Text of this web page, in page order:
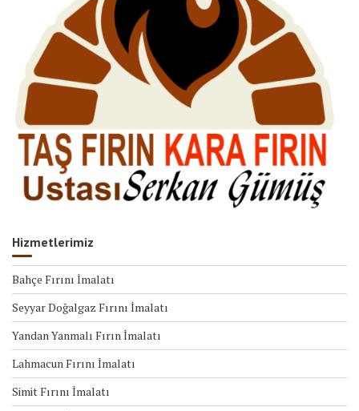
Hizmetlerimiz
Bahçe Fırını İmalatı
Seyyar Doğalgaz Fırını İmalatı
Yandan Yanmalı Fırın İmalatı
Lahmacun Fırını İmalatı
Simit Fırını İmalatı